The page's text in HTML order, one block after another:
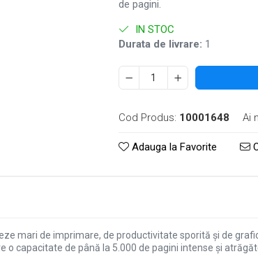
de pagini.
IN STOC
Durata de livrare: 1
Cod Produs: 10001648 Ai
Adauga la Favorite
mari de imprimare, de productivitate sporită și de
capacitate de până la 5.000 de pagini intense și